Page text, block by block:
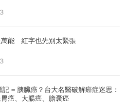
萬能 紅字也先別太緊張
記 = 胰臟癌？台大名醫破解癌症迷思：
癌、大腸癌、膽囊癌